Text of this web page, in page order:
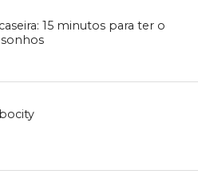
15 minutos para ter o